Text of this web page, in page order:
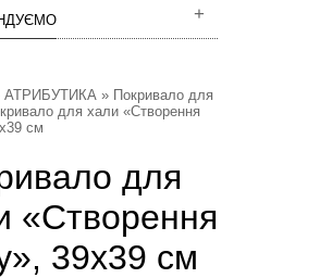
АТРИБУТИКА » Покривало для
для хали «Створення
см
для
«Створення
39х39 см